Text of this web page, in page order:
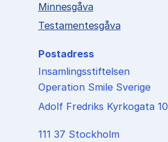
Minnesgåva
Testamentesgåva
Postadress
Insamlingsstiftelsen
Operation Smile Sverige
Adolf Fredriks Kyrkogata 10
111 37 Stockholm